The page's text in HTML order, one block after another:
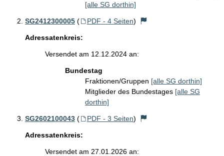
[alle SG dorthin]
SG2412300005 ( PDF - 4 Seiten)
Adressatenkreis:
Versendet am 12.12.2024 an:
Bundestag
Fraktionen/Gruppen [alle SG dorthin]
Mitglieder des Bundestages [alle SG
dorthin]
SG2602100043 ( PDF - 3 Seiten)
Adressatenkreis:
Versendet am 27.01.2026 an: